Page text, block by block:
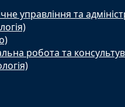
управління та
робота та